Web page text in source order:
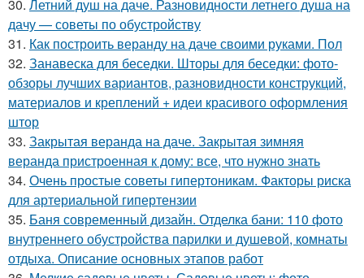
30. Летний душ на даче. Разновидности летнего душа на
дачу — советы по обустройству
31. Как построить веранду на даче своими руками. Пол
32. Занавеска для беседки. Шторы для беседки: фото-
обзоры лучших вариантов, разновидности конструкций,
материалов и креплений + идеи красивого оформления
штор
33. Закрытая веранда на даче. Закрытая зимняя
веранда пристроенная к дому: все, что нужно знать
34. Очень простые советы гипертоникам. Факторы риска
для артериальной гипертензии
35. Баня современный дизайн. Отделка бани: 110 фото
внутреннего обустройства парилки и душевой, комнаты
отдыха. Описание основных этапов работ